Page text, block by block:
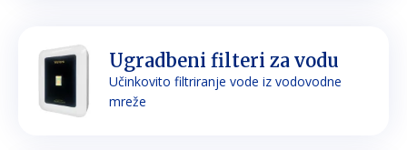
Ugradbeni filteri za vodu
Učinkovito filtriranje vode iz vodovodne
mreže